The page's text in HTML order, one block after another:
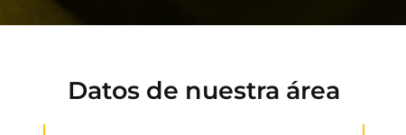
Datos de nuestra área